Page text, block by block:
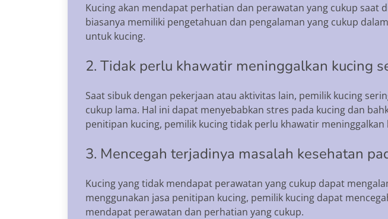
Kucing akan mendapat perhatian dan perawatan yang cukup saat
biasanya memiliki pengetahuan dan pengalaman yang cukup
untuk kucing.
2. Tidak perlu khawatir meninggalkan kucing
Saat sibuk dengan pekerjaan atau aktivitas lain, pemilik kucing
cukup lama. Hal ini dapat menyebabkan stres pada kucing dan
penitipan kucing, pemilik kucing tidak perlu khawatir
3. Mencegah terjadinya masalah kesehatan
Kucing yang tidak mendapat perawatan yang cukup dapat
menggunakan jasa penitipan kucing, pemilik kucing dapat
mendapat perawatan dan perhatian yang cukup.